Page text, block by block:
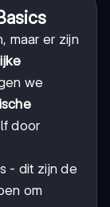
maar er zijn
we
door
- dit zijn de
om